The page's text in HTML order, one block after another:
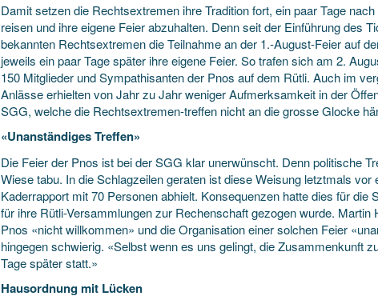
Damit setzen die Rechtsextremen ihre Tradition fort, ein paar Tage
reisen und ihre eigene Feier abzuhalten. Denn seit der Einführung des
bekannten Rechtsextremen die Teil­nahme an der 1.-August-Feier auf
jeweils ein paar Tage später ihre eigene Feier. So trafen sich am 2.
150 Mitglieder und Sympathisanten der Pnos auf dem Rütli. Auch im
Anlässe erhielten von Jahr zu Jahr weniger Aufmerksamkeit in der
SGG, welche die Rechtsextremen-treffen nicht an die grosse Glocke
«Unanständiges Treffen»
Die Feier der Pnos ist bei der SGG klar unerwünscht. Denn politische
Wiese tabu. In die Schlagzeilen geraten ist diese Weisung letztmals
Kaderrapport mit 70 Personen abhielt. Konsequenzen hatte dies für die
für ihre Rütli-Versammlungen zur Rechenschaft gezogen wurde.
Pnos «nicht willkommen» und die Organisation einer solchen Feier
hingegen schwierig. «Selbst wenn es uns gelingt, die Zusammenkunft
Tage später statt.»
Hausordnung mit Lücken